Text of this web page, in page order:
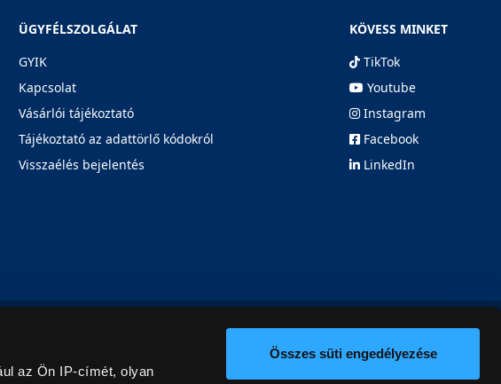
az Ön IP-címét, olyan
Összes süti engedélyezése
ÜGYFÉLSZOLGÁLAT
GYIK
Kapcsolat
Vásárlói tájékoztató
Tájékoztató az adattörlő kódokról
Visszaélés bejelentés
KÖVESS MINKET
TikTok
Youtube
Instagram
Facebook
LinkedIn